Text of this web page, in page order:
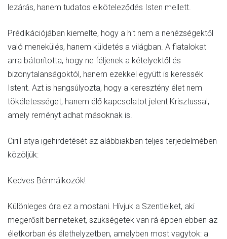
lezárás, hanem tudatos elköteleződés Isten mellett.
Prédikációjában kiemelte, hogy a hit nem a nehézségektől
való menekülés, hanem küldetés a világban. A fiatalokat
arra bátorította, hogy ne féljenek a kételyektől és
bizonytalanságoktól, hanem ezekkel együtt is keressék
Istent. Azt is hangsúlyozta, hogy a keresztény élet nem
tökéletességet, hanem élő kapcsolatot jelent Krisztussal,
amely reményt adhat másoknak is.
Cirill atya igehirdetését az alábbiakban teljes terjedelmében
közöljük:
Kedves Bérmálkozók!
Különleges óra ez a mostani. Hívjuk a Szentlelket, aki
megerősít benneteket, szükségetek van rá éppen ebben az
életkorban és élethelyzetben, amelyben most vagytok: a